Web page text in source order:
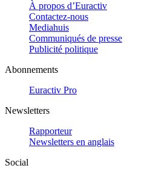
À propos d’Euractiv
Contactez-nous
Mediahuis
Communiqués de presse
Publicité politique
Abonnements
Euractiv Pro
Newsletters
Rapporteur
Newsletters en anglais
Social